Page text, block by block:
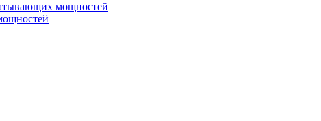
мощностей